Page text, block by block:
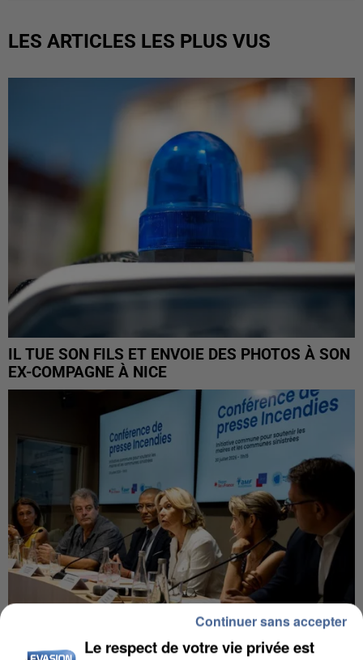
LES ARTICLES LES PLUS VUS
IL TUE SON FILS ET ENVOIE DES PHOTOS À SON
EX-COMPAGNE À NICE
Le respect de votre vie privée est
Continuer sans accepter